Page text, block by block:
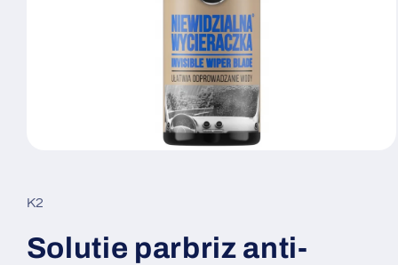
1
într-
fereastră
modală
K2
Solutie parbriz anti-